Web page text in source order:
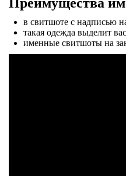
в свитшоте с надписью
такая одежда выделит
именные свитшоты на